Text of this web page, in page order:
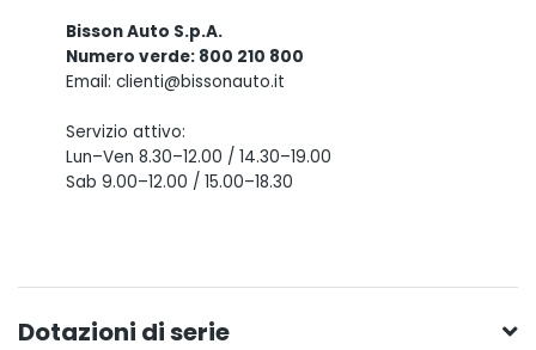
Bisson Auto S.p.A.
Numero verde: 800 210 800
Email: clienti@bissonauto.it
Servizio attivo:
Lun–Ven 8.30–12.00 / 14.30–19.00
Sab 9.00–12.00 / 15.00–18.30
Dotazioni di serie